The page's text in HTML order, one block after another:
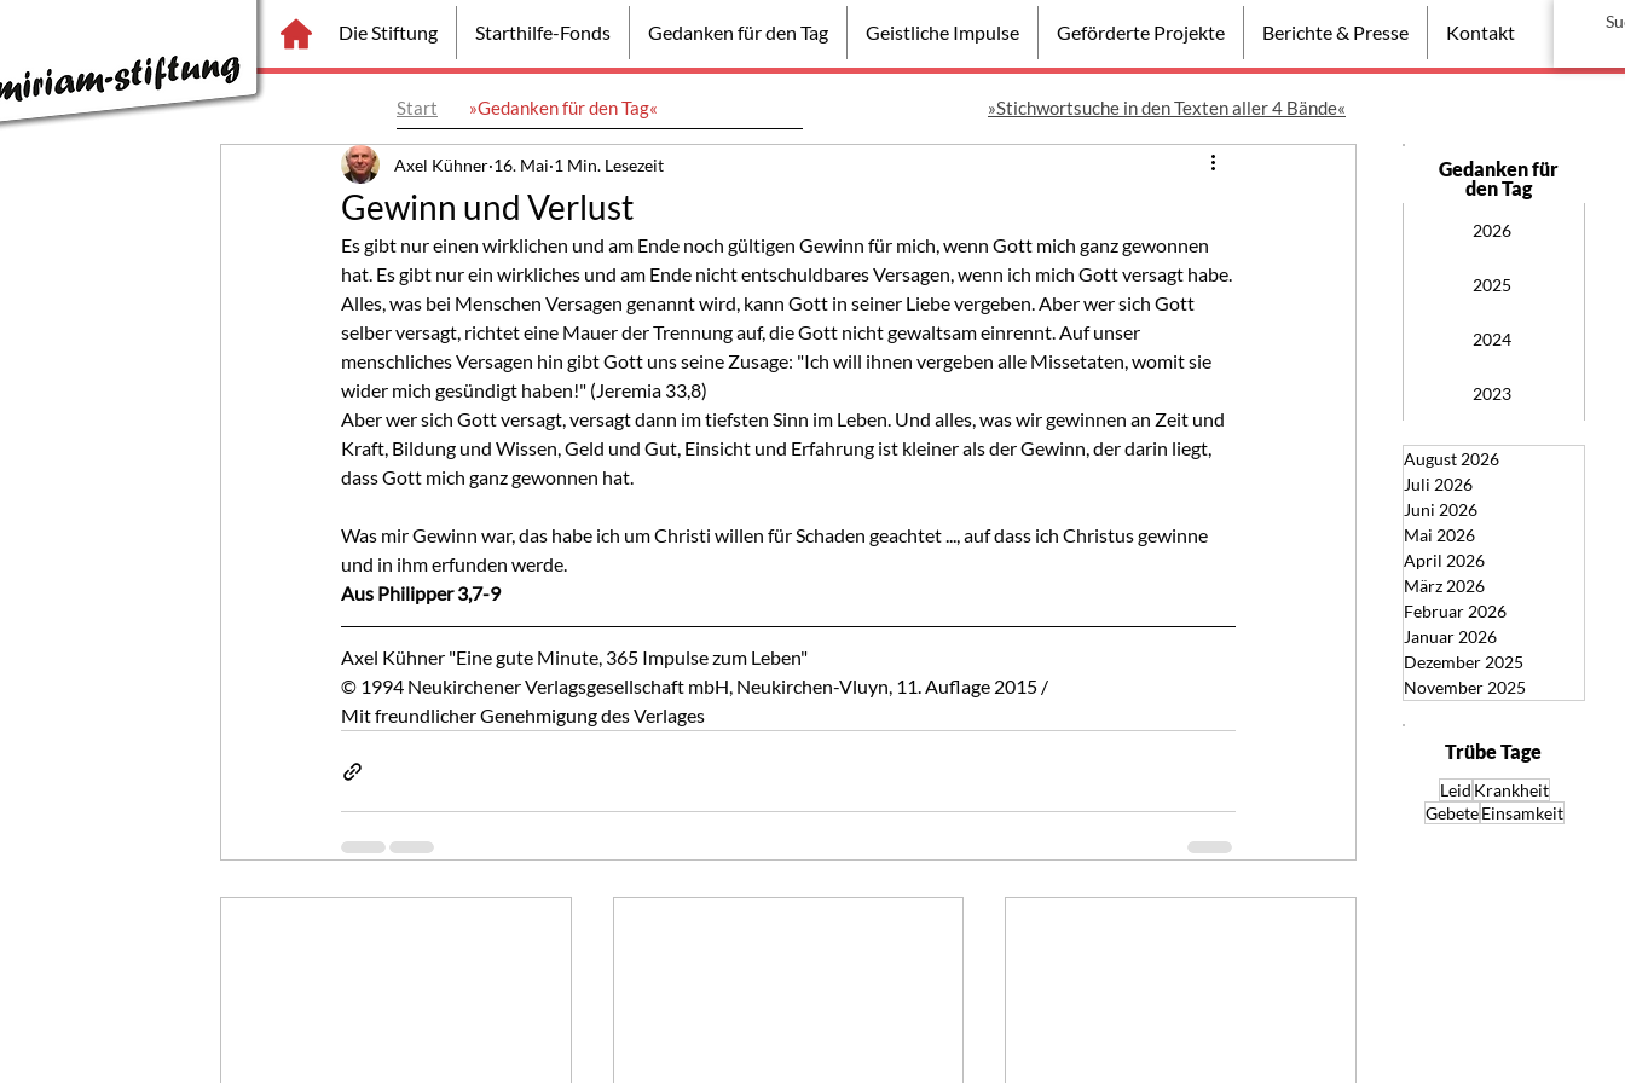
Die Stiftung Starthilfe-Fonds Gedanken für den Tag Geistliche Impulse Geförderte Projekte Berichte & Presse Kontakt
Start »Gedanken für den Tag«
Gewinn und Verlust
Axel Kühner 16. Mai 1 Min. Lesezeit
Es gibt nur einen wirklichen und am Ende noch gültigen Gewinn für mich, wenn Gott mich ganz gewonnen
hat. Es gibt nur ein wirkliches und am Ende nicht entschuldbares Versagen, wenn ich mich Gott versagt habe.
Alles, was bei Menschen Versagen genannt wird, kann Gott in seiner Liebe vergeben. Aber wer sich Gott
selber versagt, richtet eine Mauer der Trennung auf, die Gott nicht gewaltsam einrennt. Auf unser
menschliches Versagen hin gibt Gott uns seine Zusage: "Ich will ihnen vergeben alle Missetaten, womit sie
wider mich gesündigt haben!" (Jeremia 33,8)
Aber wer sich Gott versagt, versagt dann im tiefsten Sinn im Leben. Und alles, was wir gewinnen an Zeit und
Kraft, Bildung und Wissen, Geld und Gut, Einsicht und Erfahrung ist kleiner als der Gewinn, der darin liegt,
dass Gott mich ganz gewonnen hat.
Was mir Gewinn war, das habe ich um Christi willen für Schaden geachtet ..., auf dass ich Christus gewinne
und in ihm erfunden werde.
Aus Philipper 3,7-9
Axel Kühner "Eine gute Minute, 365 Impulse zum Leben"
© 1994 Neukirchener Verlagsgesellschaft mbH, Neukirchen-Vluyn, 11. Auflage 2015 /
Mit freundlicher Genehmigung des Verlages
Gedanken für
den Tag
2026
2025
2024
2023
August 2026
Juli 2026
Juni 2026
Mai 2026
April 2026
März 2026
Februar 2026
Januar 2026
Dezember 2025
November 2025
»Stichwortsuche in den Texten aller 4 Bände«
Trübe Tage
Leid Krankheit
Gebete Einsamkeit